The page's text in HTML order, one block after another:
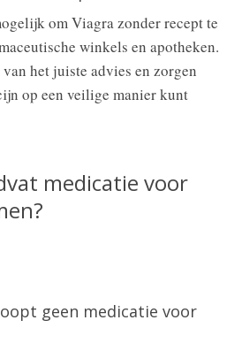
om Viagra zonder recept te
winkels en apotheken.
het juiste advies en zorgen
op een veilige manier kunt
medicatie voor
geen medicatie voor